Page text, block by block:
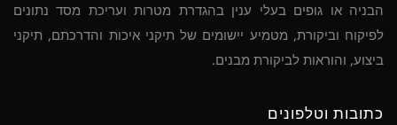
הבניה או גופים בעלי ענין בהגדרת מטרות ועריכת מסד נתונים
לפיקוח וביקורת, מטמיע יישומים של תיקני איכות והדרכתם, תיקני
ביצוע, והוראות לביקורת מבנים.
כתובות וטלפונים